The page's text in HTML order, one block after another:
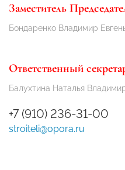
Заместитель
Бондаренко Владимир
Ответственный
Балухтина Наталья
+7 (910) 236-31-00
stroiteli@opora.ru